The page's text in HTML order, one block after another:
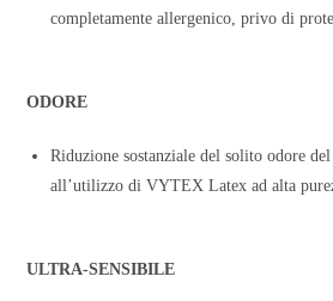
completamente allergenico, privo di
ODORE
Riduzione sostanziale del solito odore
all’utilizzo di VYTEX Latex ad alta
ULTRA-SENSIBILE